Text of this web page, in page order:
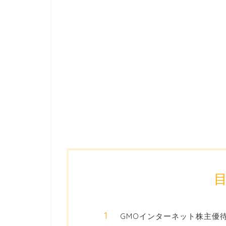
GMOインターネット株主優